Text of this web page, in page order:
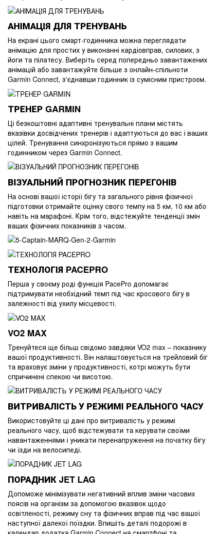
АНІМАЦІЯ ДЛЯ ТРЕНУВАНЬ
На екрані цього смарт-годинника можна переглядати
анімацію для простих у виконанні кардіовправ, силових, з
йоги та пілатесу. Виберіть серед попередньо завантажених
анімацій або завантажуйте більше з онлайн-спільноти
Garmin Connect, з'єднавши годинник із сумісним пристроєм.
ТРЕНЕР GARMIN
Ці безкоштовні адаптивні тренувальні плани містять
вказівки досвідчених тренерів і адаптуються до вас і ваших
цілей. Тренування синхронізуються прямо з вашим
годинником через Garmin Connect.
ВІЗУАЛЬНИЙ ПРОГНОЗНИК ПЕРЕГОНІВ
На основі вашої історії бігу та загального рівня фізичної
підготовки отримайте оцінку свого темпу на 5 км, 10 км або
навіть на марафоні. Крім того, відстежуйте тенденції змін
ваших фізичних показників з часом.
ТЕХНОЛОГІЯ PACEPRO
Перша у своєму роді функція PacePro допомагає
підтримувати необхідний темп під час кросового бігу в
залежності від ухилу місцевості.
VO2 MAX
Тренуйтеся ще більш свідомо завдяки VO2 max – показнику
вашої продуктивності. Він налаштовується на трейловий біг
та враховує зміни у продуктивності, котрі можуть бути
спричинені спекою чи висотою.
ВИТРИВАЛІСТЬ У РЕЖИМІ РЕАЛЬНОГО ЧАСУ
Використовуйте ці дані про витривалість у режимі
реального часу, щоб відстежувати та керувати своїми
навантаженнями і уникати перенапруження на початку бігу
чи їзди на велосипеді.
ПОРАДНИК JET LAG
Допоможе мінімізувати негативний вплив зміни часових
поясів на організм за допомогою вказівок щодо
освітленості, режиму сну та фізичних вправ під час вашої
наступної далекої поїздки. Впишіть деталі подорожі в